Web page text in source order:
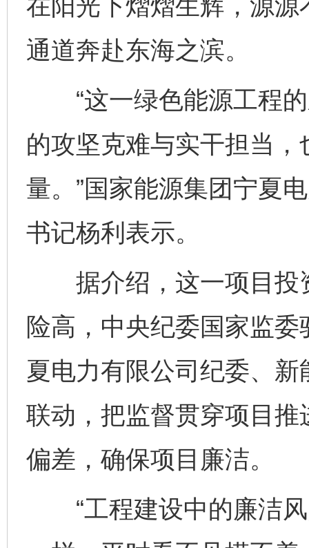
在阳光下熠熠生辉，源
通道奔赴东海之滨。
“这一绿色能源工程的
的攻坚克难与实干担当
量。”国家能源集团宁夏
书记杨利表示。
据介绍，这一项目投
险高，中央纪委国家监
夏电力有限公司纪委、
联动，把监督贯穿项目
偏差，确保项目廉洁。
“工程建设中的廉洁风